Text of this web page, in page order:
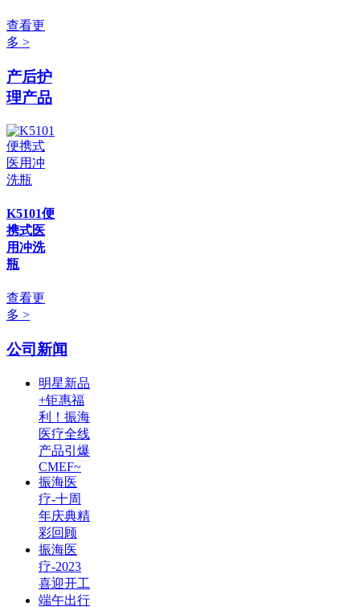
查看更
多 >
产后护
理产品
K5101便
携式医
用冲洗
瓶
查看更
多 >
公司新闻
明星新品
+钜惠福
利！振海
医疗全线
产品引爆
CMEF~
振海医
疗-十周
年庆典精
彩回顾
振海医
疗-2023
喜迎开工
端午出行